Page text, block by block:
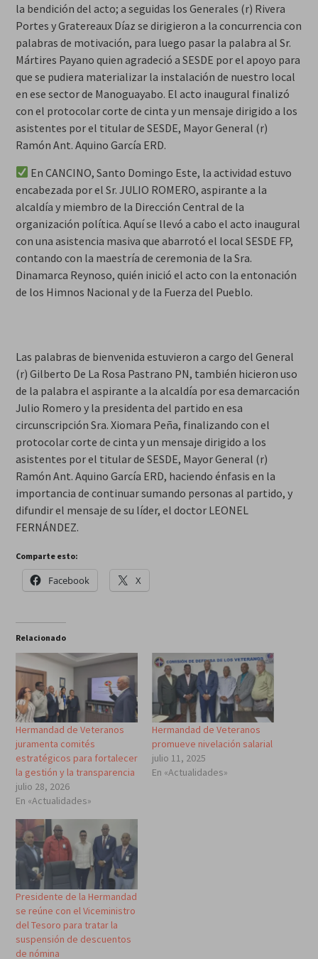
la bendición del acto; a seguidas los Generales (r) Rivera
Portes y Gratereaux Díaz se dirigieron a la concurrencia con
palabras de motivación, para luego pasar la palabra al Sr.
Mártires Payano quien agradeció a SESDE por el apoyo para
que se pudiera materializar la instalación de nuestro local
en ese sector de Manoguayabo. El acto inaugural finalizó
con el protocolar corte de cinta y un mensaje dirigido a los
asistentes por el titular de SESDE, Mayor General (r)
Ramón Ant. Aquino García ERD.
En CANCINO, Santo Domingo Este, la actividad estuvo
encabezada por el Sr. JULIO ROMERO, aspirante a la
alcaldía y miembro de la Dirección Central de la
organización política. Aquí se llevó a cabo el acto inaugural
con una asistencia masiva que abarrotó el local SESDE FP,
contando con la maestría de ceremonia de la Sra.
Dinamarca Reynoso, quién inició el acto con la entonación
de los Himnos Nacional y de la Fuerza del Pueblo.
Las palabras de bienvenida estuvieron a cargo del General
(r) Gilberto De La Rosa Pastrano PN, también hicieron uso
de la palabra el aspirante a la alcaldía por esa demarcación
Julio Romero y la presidenta del partido en esa
circunscripción Sra. Xiomara Peña, finalizando con el
protocolar corte de cinta y un mensaje dirigido a los
asistentes por el titular de SESDE, Mayor General (r)
Ramón Ant. Aquino García ERD, haciendo énfasis en la
importancia de continuar sumando personas al partido, y
difundir el mensaje de su líder, el doctor LEONEL
FERNÁNDEZ.
Comparte esto:
Facebook X
Relacionado
Hermandad de Veteranos
juramenta comités
estratégicos para fortalecer
la gestión y la transparencia
julio 28, 2026
En «Actualidades»
Hermandad de Veteranos
promueve nivelación salarial
julio 11, 2025
En «Actualidades»
Presidente de la Hermandad
se reúne con el Viceministro
del Tesoro para tratar la
suspensión de descuentos
de nómina